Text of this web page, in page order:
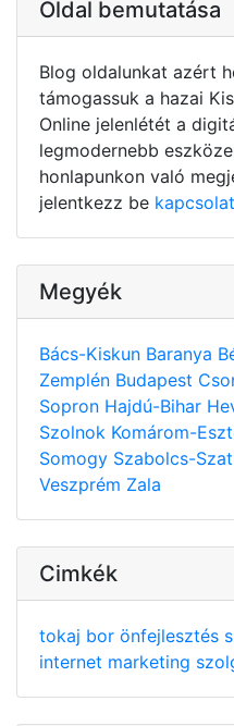
Oldal bemutatása
Blog oldalunkat azért
támogassuk a hazai
Online jelenlétét a
legmodernebb
honlapunkon való
jelentkezz be
Megyék
Bács-Kiskun Baranya
Zemplén Budapest
Sopron Hajdú-Bihar
Szolnok Komárom-
Somogy Szabolcs-
Veszprém Zala
Cimkék
tokaj bor önfejlesztés
internet marketing